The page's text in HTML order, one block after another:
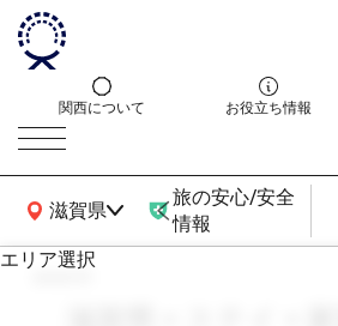
関西について お役立ち情報
滋賀県
関西広域MAP
旅の安心/安全
情報
エリア選択
エ
search